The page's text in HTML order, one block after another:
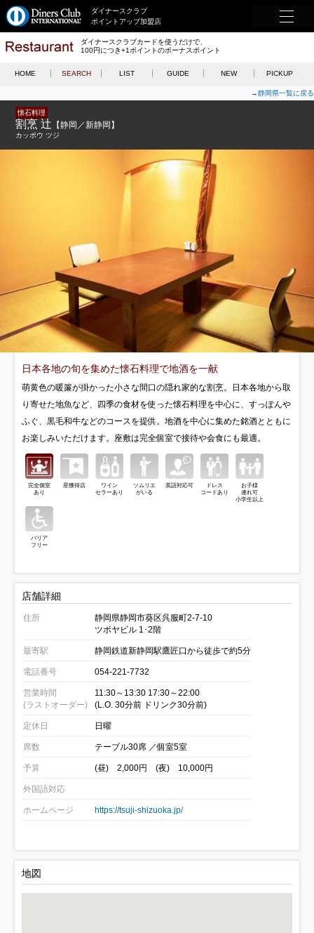
ダイナースクラブ
ポイントアップ加盟店
ダイナースクラブカードを使うだけで、
100円につき+1ポイントのボーナスポイント
HOME SEARCH LIST GUIDE NEW PICKUP
→静岡県一覧に戻る
懐石料理
割烹 辻 【静岡／新静岡】
カッポウ ツジ
日本各地の旬を集めた懐石料理で地酒を一献
萌黄色の暖簾が掛かった小さな間口の隠れ家的な割烹。日本各地から取
り寄せた地魚など、四季の食材を使った懐石料理を中心に、すっぽんや
ふぐ、黒毛和牛などのコースを提供。地酒を中心に集めた銘酒とともに
お楽しみいただけます。座敷は完全個室で接待や会食にも最適。
完全個室
あり
星獲得店
ワイン
セラーあり
ソムリエ
がいる
英語対応可
ドレス
コードあり
お子様
連れ可
小学生以上
バリア
フリー
店舗詳細
住所
静岡県静岡市葵区呉服町2-7-10
ツボヤビル 1･2階
最寄駅 静岡鉄道新静岡駅鷹匠口から徒歩で約5分
電話番号 054-221-7732
営業時間
(ラストオーダー)
11:30～13:30 17:30～22:00
(L.O. 30分前 ドリンク30分前)
定休日 日曜
席数 テーブル30席 ／個室5室
予算 (昼) 2,000円 (夜) 10,000円
外国語対応
ホームページ https://tsuji-shizuoka.jp/
地図